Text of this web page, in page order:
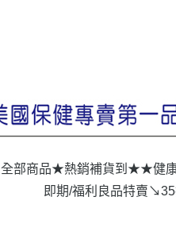
全部商品★熱銷補貨到★★健
即期/福利良品特賣